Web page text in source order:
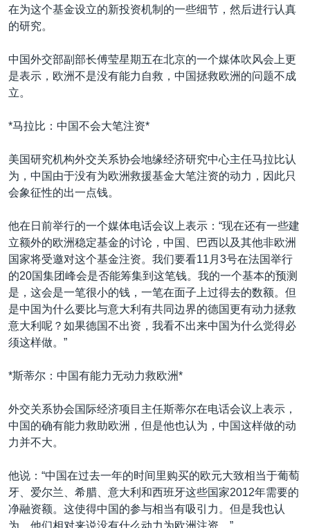
在为这个基金设立的新投资机制的一些细节，然后进行认真
的研究。
中国外交部副部长傅莹星期五在北京的一个媒体吹风会上更
是表示，欧洲不是没有能力自救，中国拯救欧洲的问题不成
立。
*马拉比：中国不会大笔注资*
美国研究机构外交关系协会地缘经济研究中心主任马拉比认
为，中国由于没有为欧洲救援基金大笔注资的动力，因此只
会象征性的出一点钱。
他在日前举行的一个媒体电话会议上表示：“现在还有一些建
立额外的欧洲稳定基金的讨论，中国、巴西以及其他非欧洲
国家将受邀对这个基金注资。我们要看11月3号在法国举行
的20国集团峰会是否能筹集到这笔钱。我的一个基本的预测
是，这会是一笔很小的钱，一笔在面子上过得去的数额。但
是中国为什么要比与意大利有共同边界的德国更有动力拯救
意大利呢？如果德国不出资，我看不出来中国为什么觉得必
须这样做。”
*斯蒂尔：中国有能力无动力救欧洲*
外交关系协会国际经济项目主任斯蒂尔在电话会议上表示，
中国的确有能力救助欧洲，但是他也认为，中国这样做的动
力并不大。
他说：“中国在过去一年的时间里购买的欧元大致相当于葡萄
牙、爱尔兰、希腊、意大利和西班牙这些国家2012年需要的
净融资额。这使得中国的参与相当有吸引力。但是我也认
为，他们相对来说没有什么动力为欧洲注资。”